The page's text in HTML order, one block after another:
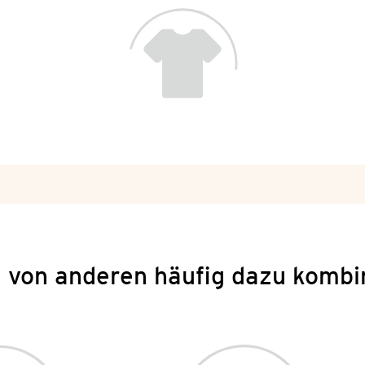
von anderen häufig dazu